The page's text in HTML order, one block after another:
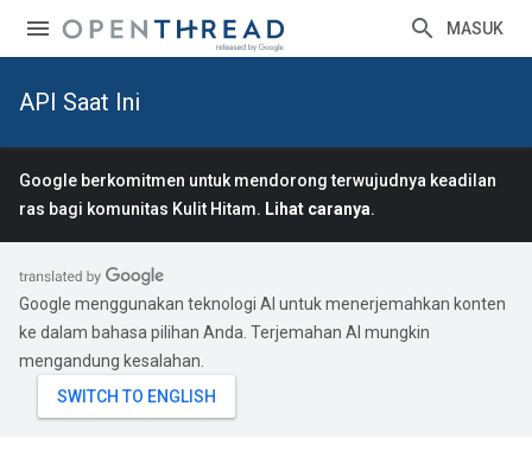
MASUK
API Saat Ini
Google berkomitmen untuk mendorong terwujudnya keadilan
ras bagi komunitas Kulit Hitam. Lihat caranya.
Google menggunakan teknologi AI untuk menerjemahkan konten
ke dalam bahasa pilihan Anda. Terjemahan AI mungkin
mengandung kesalahan.